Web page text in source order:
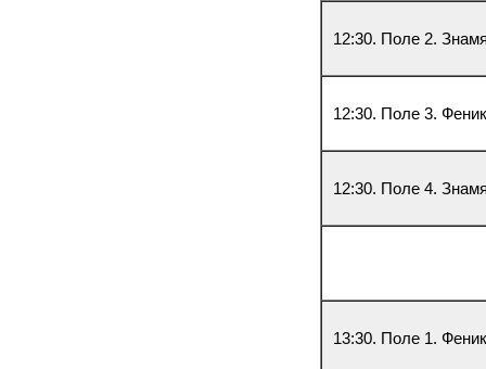
12:30. Поле 2.
12:30. Поле 3.
12:30. Поле 4.
13:30. Поле 1.